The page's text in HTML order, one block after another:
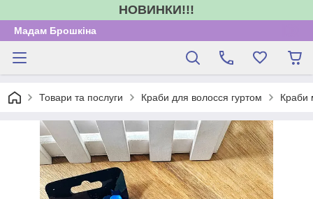
НОВИНКИ!!!
Мадам Брошкіна
Товари та послуги Краби для волосся гуртом Краби